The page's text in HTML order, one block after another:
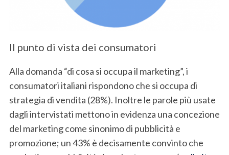
Il punto di vista dei consumatori
Alla domanda “di cosa si occupa il marketing”, i
consumatori italiani rispondono che si occupa di
strategia di vendita (28%). Inoltre le parole più usate
dagli intervistati mettono in evidenza una concezione
del marketing come sinonimo di pubblicità e
promozione; un 43% è decisamente convinto che
S
a
r
c
h
f
o
r
: